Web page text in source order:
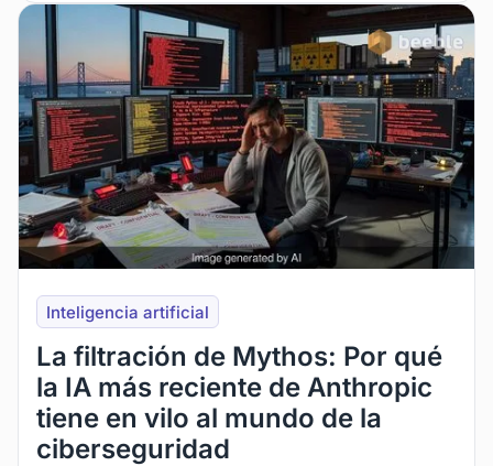
Inteligencia artificial
La filtración de Mythos: Por qué
la IA más reciente de Anthropic
tiene en vilo al mundo de la
ciberseguridad